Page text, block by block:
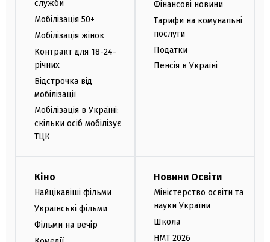
служби
Мобілізація 50+
Мобілізація жінок
Контракт для 18-24-
річних
Відстрочка від
мобілізації
Мобілізація в Україні:
скільки осіб мобілізує
ТЦК
Фінансові новини
Тарифи на комунальні
послуги
Податки
Пенсія в Україні
Кіно
Найцікавіші фільми
Українські фільми
Фільми на вечір
Новини Освіти
Міністерство освіти та
науки України
Школа
НМТ 2026